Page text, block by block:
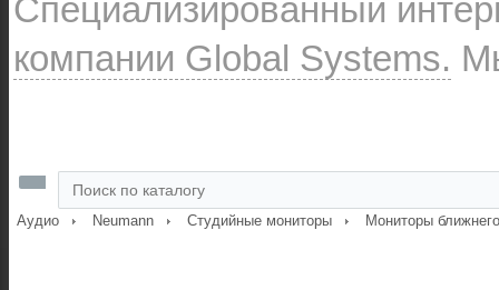
Специализированный
компании Global Systems.
Аудио Neumann Студийные мониторы Мониторы